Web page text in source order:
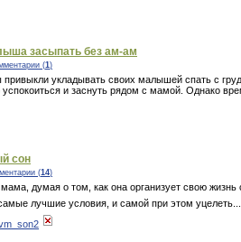
засыпать без ам-ам
(1)
укладывать своих малышей спать с
и заснуть рядом с мамой. Oднакo
сон
(14)
думая о том, как она организует свою
лучшие условия, и самой при этом